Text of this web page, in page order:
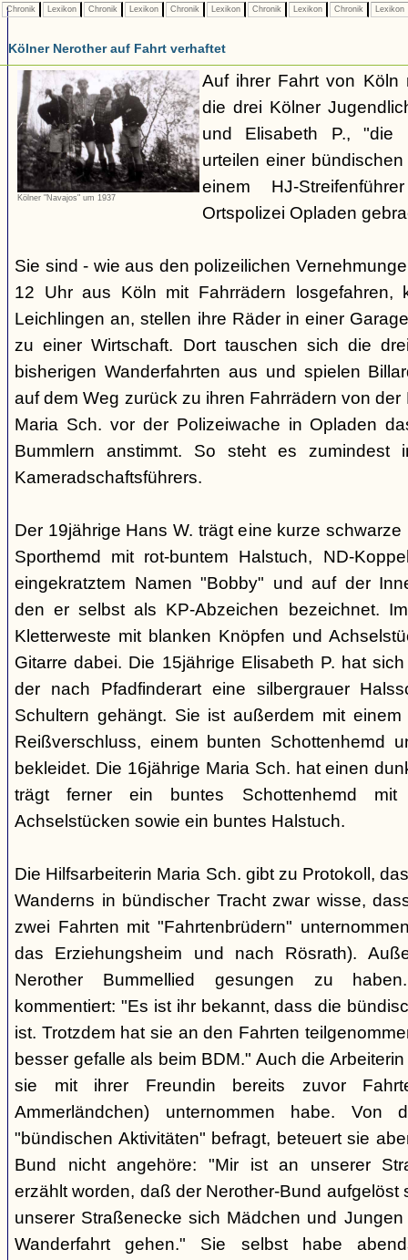
Chronik Lexikon Chronik Lexikon Chronik Lexikon Chronik Lexikon Chronik Lexikon
Kölner Nerother auf Fahrt verhaftet
Kölner "Navajos" um 1937
Auf ihrer Fahrt von Köln
die drei Kölner
und Elisabeth P., "die
urteilen einer
einem HJ-
Ortspolizei Opladen
Sie sind - wie aus den polizeilichen
12 Uhr aus Köln mit Fahrrädern losgefahren,
Leichlingen an, stellen ihre Räder in einer
zu einer Wirtschaft. Dort tauschen sich die
bisherigen Wanderfahrten aus und spielen
auf dem Weg zurück zu ihren Fahrrädern von
Maria Sch. vor der Polizeiwache in Opladen
Bummlern anstimmt. So steht es
Kameradschaftsführers.
Der 19jährige Hans W. trägt eine kurze
Sporthemd mit rot-buntem Halstuch, ND-
eingekratztem Namen "Bobby" und auf der
den er selbst als KP-Abzeichen bezeichnet.
Kletterweste mit blanken Knöpfen und
Gitarre dabei. Die 15jährige Elisabeth P. hat
der nach Pfadfinderart eine silbergrauer
Schultern gehängt. Sie ist außerdem mit
Reißverschluss, einem bunten Schottenhemd
bekleidet. Die 16jährige Maria Sch. hat einen
trägt ferner ein buntes Schottenhemd
Achselstücken sowie ein buntes Halstuch.
Die Hilfsarbeiterin Maria Sch. gibt zu Protokoll,
Wanderns in bündischer Tracht zwar wisse,
zwei Fahrten mit "Fahrtenbrüdern"
das Erziehungsheim und nach Rösrath).
Nerother Bummellied gesungen zu
kommentiert: "Es ist ihr bekannt, dass die
ist. Trotzdem hat sie an den Fahrten
besser gefalle als beim BDM." Auch die
sie mit ihrer Freundin bereits zuvor
Ammerländchen) unternommen habe. Von
"bündischen Aktivitäten" befragt, beteuert sie
Bund nicht angehöre: "Mir ist an unserer
erzählt worden, daß der Nerother-Bund
unserer Straßenecke sich Mädchen und
Wanderfahrt gehen." Sie selbst habe